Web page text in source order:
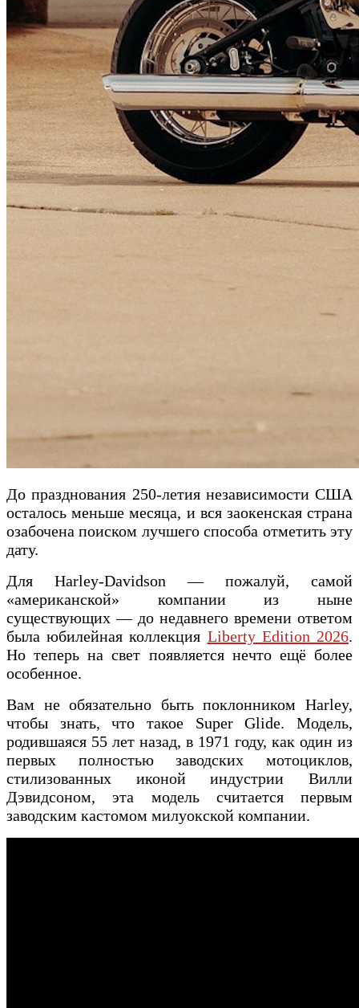
До празднования 250-летия независимости США
осталось меньше месяца, и вся заокенская страна
озабочена поиском лучшего способа отметить эту
дату.
Для Harley-Davidson — пожалуй, самой
«американской» компании из ныне
существующих — до недавнего времени ответом
была юбилейная коллекция Liberty Edition 2026.
Но теперь на свет появляется нечто ещё более
особенное.
Вам не обязательно быть поклонником Harley,
чтобы знать, что такое Super Glide. Модель,
родившаяся 55 лет назад, в 1971 году, как один из
первых полностью заводских мотоциклов,
стилизованных иконой индустрии Вилли
Дэвидсоном, эта модель считается первым
заводским кастомом милуокской компании.